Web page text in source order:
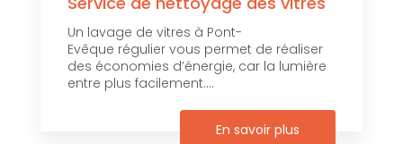
Un lavage de vitres à Pont-
Evêque régulier vous permet de réaliser
des économies d’énergie, car la lumière
entre plus facilement....
En savoir plus